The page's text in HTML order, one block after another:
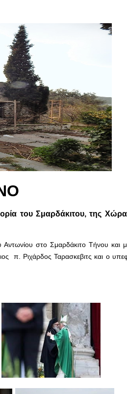
του Σμαρδάκιτου, της
στο Σμαρδάκιτο Τήνου και
Ριχάρδος Ταρασκεβιτς και ο